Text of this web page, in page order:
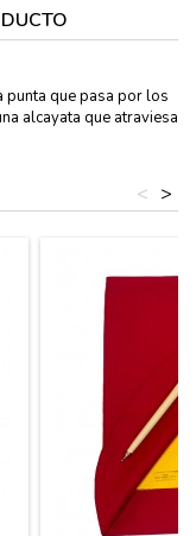
punta que pasa por los
alcayata que atraviesa
>
<